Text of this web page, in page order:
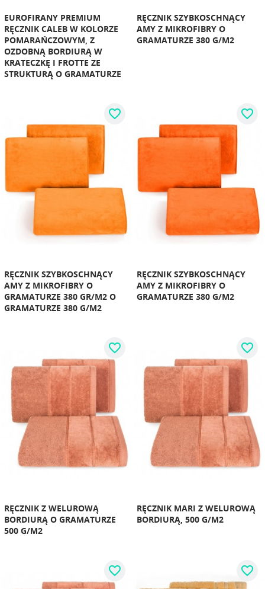
EUROFIRANY PREMIUM
RĘCZNIK CALEB W KOLORZE
POMARAŃCZOWYM, Z
OZDOBNĄ BORDIURĄ W
KRATECZKĘ I FROTTE ZE
STRUKTURĄ O GRAMATURZE
RĘCZNIK SZYBKOSCHNĄCY
AMY Z MIKROFIBRY O
GRAMATURZE 380 G/M2
RĘCZNIK SZYBKOSCHNĄCY
AMY Z MIKROFIBRY O
GRAMATURZE 380 GR/M2 O
GRAMATURZE 380 G/M2
favorite_border
RĘCZNIK SZYBKOSCHNĄCY
AMY Z MIKROFIBRY O
GRAMATURZE 380 G/M2
favorite_border
RĘCZNIK Z WELUROWĄ
BORDIURĄ O GRAMATURZE
500 G/M2
favorite_border
RĘCZNIK MARI Z WELUROWĄ
BORDIURĄ, 500 G/M2
favorite_border
favorite_border favorite_border